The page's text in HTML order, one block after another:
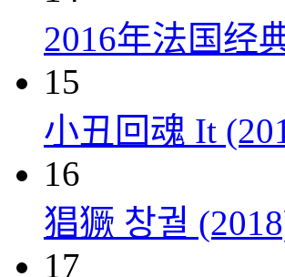
2016年法国经
15
小丑回魂 It
16
猖獗 창궐
17